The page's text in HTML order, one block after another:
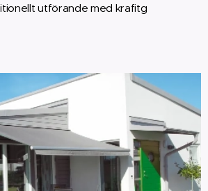
utförande med krafitg